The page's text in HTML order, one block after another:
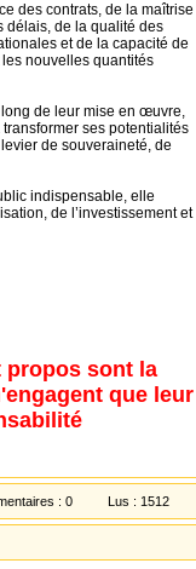
des contrats, de la maîtrise
délais, de la qualité des
et de la capacité de
nouvelles quantités
de leur mise en œuvre,
ses potentialités
de souveraineté, de
indispensable, elle
de l’investissement et
propos sont la
que leur
: 0 Lus : 1512